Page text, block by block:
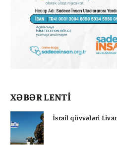
XƏBƏR LENTİ
İsrail qüvvələri